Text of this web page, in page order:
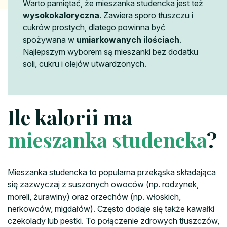
Warto pamiętać, że mieszanka studencka jest też
wysokokaloryczna. Zawiera sporo tłuszczu i
cukrów prostych, dlatego powinna być
spożywana w umiarkowanych ilościach.
Najlepszym wyborem są mieszanki bez dodatku
soli, cukru i olejów utwardzonych.
Ile kalorii ma
mieszanka studencka?
Mieszanka studencka to popularna przekąska składająca
się zazwyczaj z suszonych owoców (np. rodzynek,
moreli, żurawiny) oraz orzechów (np. włoskich,
nerkowców, migdałów). Często dodaje się także kawałki
czekolady lub pestki. To połączenie zdrowych tłuszczów,